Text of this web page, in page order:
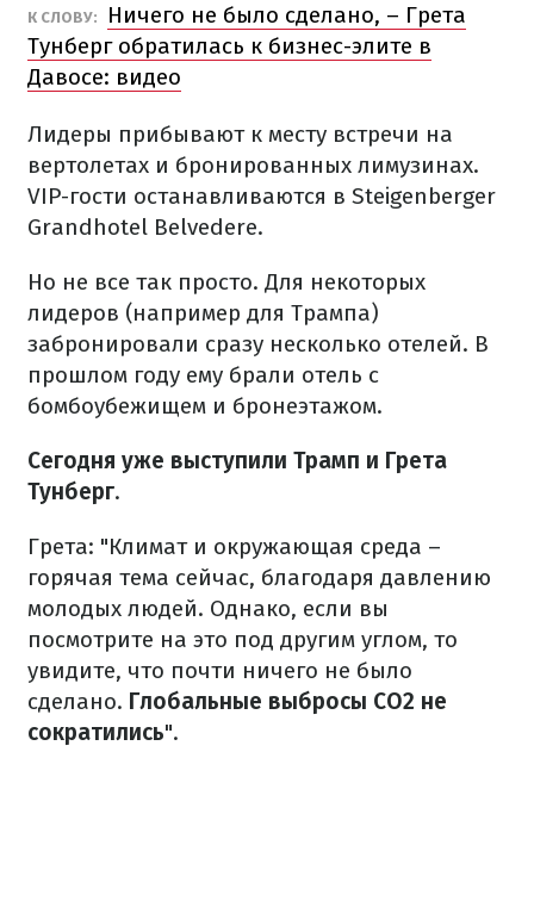
К СЛОВУ:
Ничего не было сделано, – Грета
Тунберг обратилась к бизнес-элите в
Давосе: видео
Лидеры прибывают к месту встречи на
вертолетах и бронированных лимузинах.
VIP-гости останавливаются в Steigenberger
Grandhotel Belvedere.
Но не все так просто. Для некоторых
лидеров (например для Трампа)
забронировали сразу несколько отелей. В
прошлом году ему брали отель с
бомбоубежищем и бронеэтажом.
Сегодня уже выступили Трамп и Грета
Тунберг.
Грета: "Климат и окружающая среда –
горячая тема сейчас, благодаря давлению
молодых людей. Однако, если вы
посмотрите на это под другим углом, то
увидите, что почти ничего не было
сделано. Глобальные выбросы CO2 не
сократились".